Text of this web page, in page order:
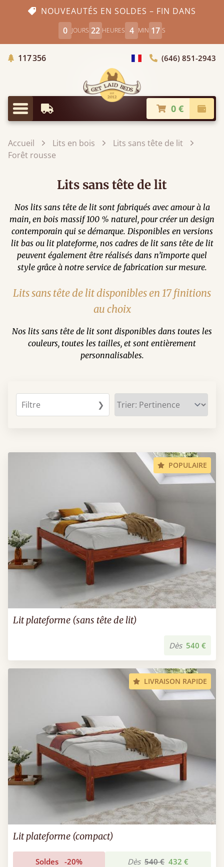
NOUVEAUTÉS EN SOLDES – FIN DANS
0 JOURS 22 HEURES 4 MIN 16 S
117 356Arbres Plantés
Choisir le pays(646) 851-2943
Menu
Livraison à partir de 0 €
Accueil Lits en bois
Lits sans tête de lit
Forêt rousse
Lits sans tête de lit
Nos lits sans tête de lit sont fabriqués avec amour à la
main, en bois massif 100 % naturel, pour créer un design
contemporain qui se démarque. Disponibles en versions
lit bas ou lit plateforme, nos cadres de lit sans tête de lit
peuvent également être réalisés dans n’importe quel
style grâce à notre service de fabrication sur mesure.
Lits sans tête de lit disponibles en 17 finitions
au choix
Nos lits sans tête de lit sont disponibles dans toutes les
couleurs, toutes les tailles, et sont entièrement
personnalisables.
Filtre ❯
POPULAIRE
Lit plateforme (sans tête de lit)
Dès 540 €
LIVRAISON RAPIDE
Lit plateforme (compact)
Soldes -20% Dès 540 € 432 €